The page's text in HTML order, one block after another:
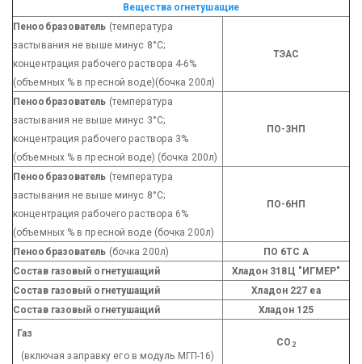
Вещества огнетушащие
Пенообразователь (температура
застывания не выше минус 8°С;
концентрация рабочего раствора 4-6%
(объемных % в пресной воде)(бочка 200л)
ТЭАС
Пенообразователь (температура
застывания не выше минус 3°С;
концентрация рабочего раствора 3%
(объемных % в пресной воде) (бочка 200л)
ПО-3НП
Пенообразователь (температура
застывания не выше минус 8°С;
концентрация рабочего раствора 6%
(объемных % в пресной воде (бочка 200л)
ПО-6НП
Пенообразователь (бочка 200л)
ПО 6ТС А
Состав газовый огнетушащий
Хладон 318Ц "ИГМЕР"
Состав газовый огнетушащий
Хладон 227 еа
Состав газовый огнетушащий
Хладон 125
Газ
(включая заправку его в модуль МГП-16)
СО 2